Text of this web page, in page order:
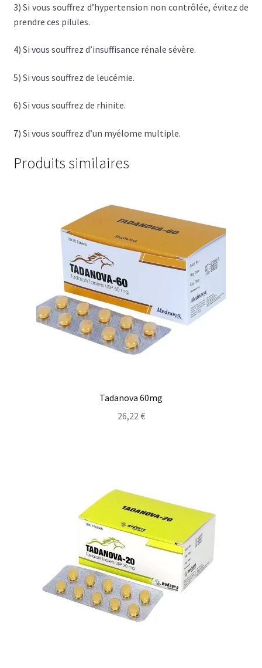
3) Si vous souffrez d’hypertension non contrôlée, évitez de
prendre ces pilules.
4) Si vous souffrez d’insuffisance rénale sévère.
5) Si vous souffrez de leucémie.
6) Si vous souffrez de rhinite.
7) Si vous souffrez d’un myélome multiple.
Produits similaires
Tadanova 60mg
26,22€